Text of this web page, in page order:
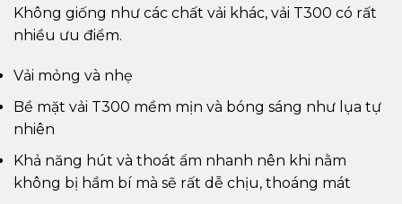
Không giống như các chất vải khác, vải T300 có rất
nhiều ưu điểm.
Vải mỏng và nhẹ
Bề mặt vải T300 mềm mịn và bóng sáng như lụa tự
nhiên
Khả năng hút và thoát ẩm nhanh nên khi nằm
không bị hầm bí mà sẽ rất dễ chịu, thoáng mát